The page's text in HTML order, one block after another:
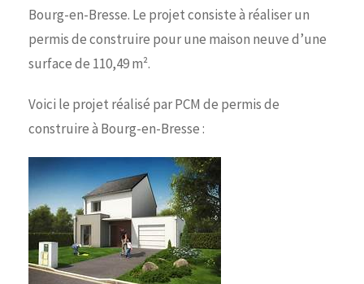
Bourg-en-Bresse. Le projet consiste à réaliser un
permis de construire pour une maison neuve d’une
surface de 110,49 m².
Voici le projet réalisé par PCM de permis de
construire à Bourg-en-Bresse :